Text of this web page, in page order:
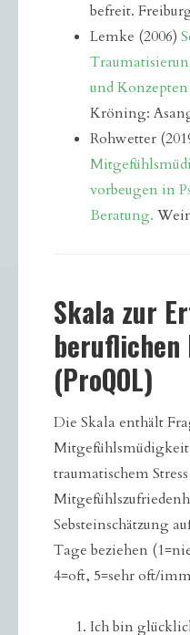
befreit.
Lemke (2006)
und
Kröning:
Rohwetter
vorbeugen in
Beratung.
Skala zur
beruflichen
(ProQOL)
Die Skala enthält
Mitgefühlsmüdigkeit
traumatischem
Sebsteinschätzung
Tage beziehen
4=oft, 5=sehr oft/
Ich bin